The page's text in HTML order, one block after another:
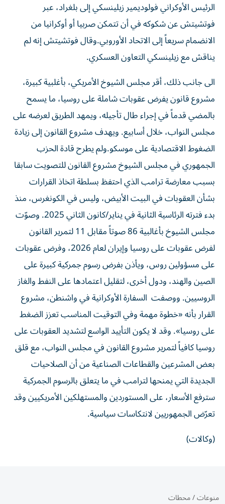
الرئيس الأوكراني فولوديمير ​زيلينسكي إلى بلغراد، عبر
فوتشيتش عن شكوكه في أن تتمكن صربيا أو أوكرانيا ‌من
الانضمام سريعاً إلى الاتحاد الأوروبي.وقال فوتشيتش إنه لم
يناقش مع زيلينسكي التعاون العسكري.
الى جانب ذلك، أقر مجلس الشيوخ الأمريكي، بأغلبية كبيرة،
مشروع قانون يفرض عقوبات شاملة على روسيا، ما يسمح
بالمضي قدماً في إجراء طال تأجيله، ويمهد الطريق لعرضه على
مجلس النواب، خلال أسابيع. ويهدف مشروع القانون إلى زيادة
الضغوط الاقتصادية ​على موسكو.ولم يطرح قادة الحزب
الجمهوري في مجلس الشيوخ مشروع القانون للتصويت سابقا
بسبب معارضة ترامب الذي احتفظ بسلطة اتخاذ القرارات
بشأن العقوبات في البيت الأبيض، وليس في الكونغرس، منذ
بدء فترته الرئاسية الثانية في يناير/كانون الثاني 2025. وصوّت
مجلس الشيوخ بأغالبية 86 صوتاً مقابل 11 لتمرير القانون
‌لفرض عقوبات على روسيا وإيران لعام 2026، وفرض عقوبات
على مسؤولين روس، ويأذن بفرض رسوم جمركية كبيرة على
الصين والهند، ودول أخرى، لتقليل اعتمادها على النفط والغاز
الروسيين. ووصفت السفارة الأوكرانية في واشنطن، مشروع
القرار بأنه «خطوة مهمة وفي التوقيت المناسب تعزز الضغط
على روسيا». وقد لا يكون التأييد الواسع لتشديد العقوبات على
روسيا كافياً لتمرير مشروع القانون في مجلس النواب، مع قلق
بعض المشرعين والقطاعات الصناعية من أن الصلاحيات
الجديدة التي يمنحها لترامب في ما يتعلق بالرسوم الجمركية
سترفع الأسعار، على المستوردين والمستهلكين الأمريكيين وقد
تعرّض الجمهوريين لانتكاسات سياسية.
(وكالات)
منوعات/محطات